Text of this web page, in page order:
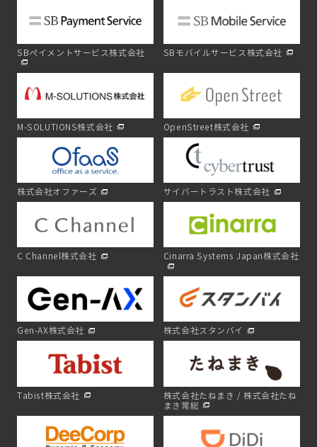
SBペイメントサービス株式会社 SBモバイルサービス株式会社
M-SOLUTIONS株式会社 OpenStreet株式会社
株式会社オファーズ サイバートラスト株式会社
C Channel株式会社 Cinarra Systems Japan株式会社
Gen-AX株式会社 株式会社スタンバイ
Tabist株式会社
株式会社たねまき / 株式会社たね
まき常総